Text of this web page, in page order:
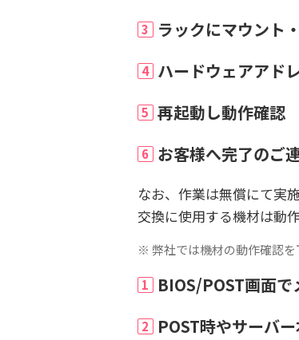
3 ラックにマウント
4 ハードウェアアド
5 再起動し動作確認
6 お客様へ完了のご
なお、作業は無償にて実
交換に使用する機材は動
※ 弊社では機材の動作確認を
1 BIOS/POST画面
2 POST時やサーバ